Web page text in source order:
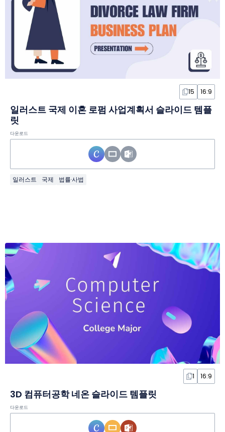
15 16:9
일러스트 국제 이혼 로펌 사업계획서 슬라이드 템플
릿
다운로드
일러스트 국제 법률·사법
1 16:9
3D 컴퓨터공학 네온 슬라이드 템플릿
다운로드